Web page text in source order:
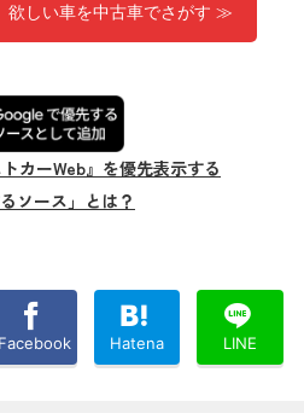
欲しい車を中古車でさがす ≫
カーWeb』を優先表示する
るソース」とは？
Facebook Hatena LINE